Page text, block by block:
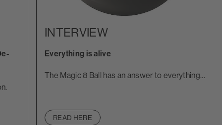
INTERVIEW
Everything is alive
The Magic 8 Ball has an answer to everything…
READ HERE